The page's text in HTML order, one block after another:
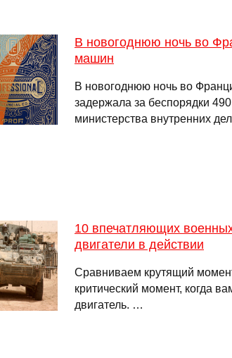
В новогоднюю ночь во
машин
В новогоднюю ночь во
задержала за беспорядки
министерства внутренних
10 впечатляющих
двигатели в действии
Сравниваем крутящий
критический момент, когда
двигатель. …